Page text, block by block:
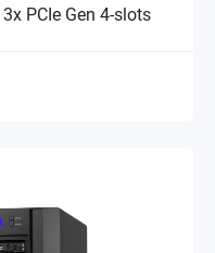
PCIe Gen 4-slots